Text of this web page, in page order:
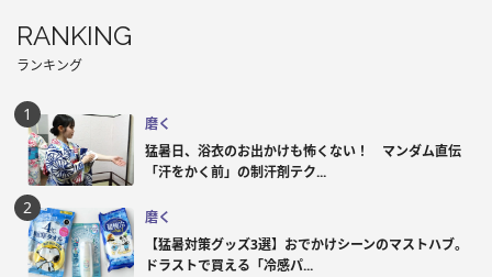
RANKING
ランキング
磨く
猛暑日、浴衣のお出かけも怖くない！ マンダム直伝
「汗をかく前」の制汗剤テク...
磨く
【猛暑対策グッズ3選】おでかけシーンのマストハブ。
ドラストで買える「冷感パ...